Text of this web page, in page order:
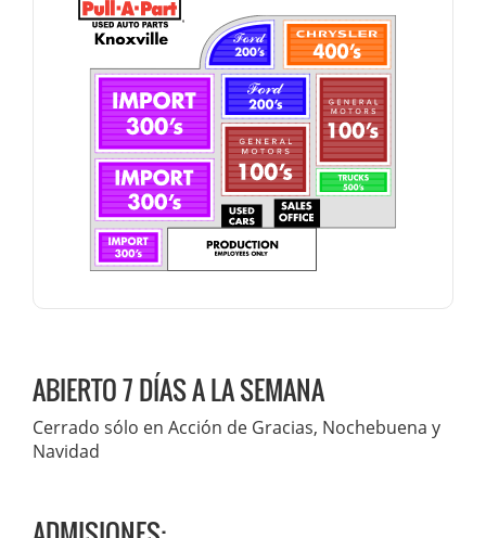
ABIERTO 7 DÍAS A LA SEMANA
Cerrado sólo en Acción de Gracias, Nochebuena y
Navidad